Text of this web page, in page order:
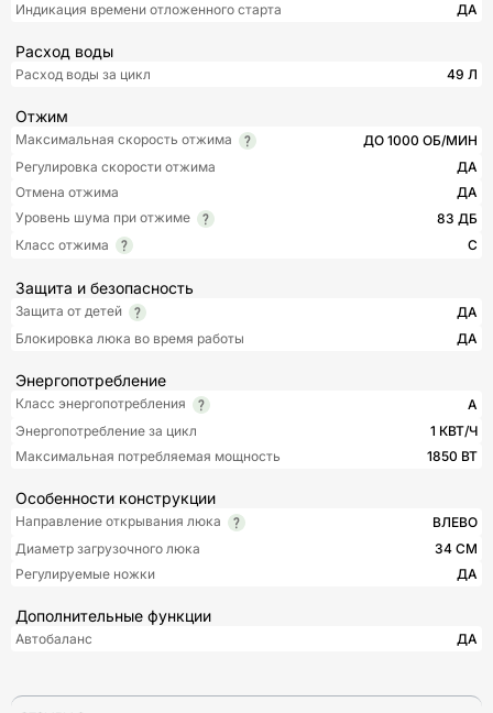
Индикация времени отложенного старта
ДА
Расход воды
Расход воды за цикл 49 Л
Отжим
Максимальная скорость отжима
ДО 1000 ОБ/МИН
Регулировка скорости отжима
ДА
Отмена отжима
ДА
Уровень шума при отжиме
83 ДБ
Класс отжима
C
Защита и безопасность
Защита от детей
ДА
Блокировка люка во время работы
ДА
Энергопотребление
Класс энергопотребления
A
Энергопотребление за цикл
1 КВТ/Ч
Максимальная потребляемая мощность
1850 ВТ
Особенности конструкции
Направление открывания люка
ВЛЕВО
Диаметр загрузочного люка
34 СМ
Регулируемые ножки
ДА
Дополнительные функции
Автобаланс ДА